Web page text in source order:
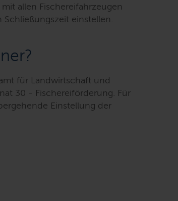
allen Fischereifahrzeugen
einstellen.
für Landwirtschaft und
30 - Fischereiförderung. Für
Einstellung der